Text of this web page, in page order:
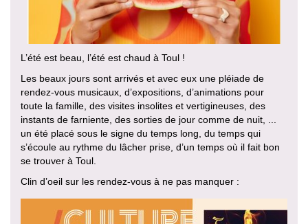
L’été est beau, l’été est chaud à Toul !
Les beaux jours sont arrivés et avec eux une pléiade de
rendez-vous musicaux, d’expositions, d’animations pour
toute la famille, des visites insolites et vertigineuses, des
instants de farniente, des sorties de jour comme de nuit, ...
un été placé sous le signe du temps long, du temps qui
s’écoule au rythme du lâcher prise, d’un temps où il fait bon
se trouver à Toul.
Clin d’oeil sur les rendez-vous à ne pas manquer :